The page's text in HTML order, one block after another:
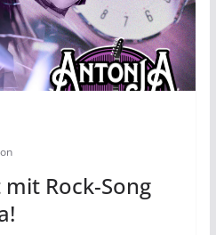
Rock-Song